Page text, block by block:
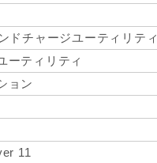
ドチャージユーティリティ
ーティリティ
ョン
11